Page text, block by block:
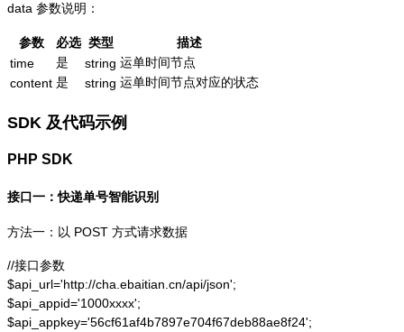
data 参数说明：
参数 必选 类型
描述
time
是 string 运单时间节点
content 是 string 运单时间节点对应的状态
SDK 及代码示例
PHP SDK
接口一：快递单号智能识别
方法一：以 POST 方式请求数据
//接口参数
$api_url='http://cha.ebaitian.cn/api/json';
$api_appid='1000xxxx';
$api_appkey='56cf61af4b7897e704f67deb88ae8f24';